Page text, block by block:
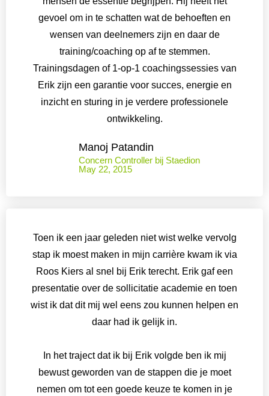
gevoel om in te schatten wat de behoeften en
wensen van deelnemers zijn en daar de
training/coaching op af te stemmen.
Trainingsdagen of 1-op-1 coachingssessies van
Erik zijn een garantie voor succes, energie en
inzicht en sturing in je verdere professionele
ontwikkeling.
Manoj Patandin
Concern Controller bij Staedion
May 22, 2015
Toen ik een jaar geleden niet wist welke vervolg
stap ik moest maken in mijn carrière kwam ik via
Roos Kiers al snel bij Erik terecht. Erik gaf een
presentatie over de sollicitatie academie en toen
wist ik dat dit mij wel eens zou kunnen helpen en
daar had ik gelijk in.
In het traject dat ik bij Erik volgde ben ik mij
bewust geworden van de stappen die je moet
nemen om tot een goede keuze te komen in je